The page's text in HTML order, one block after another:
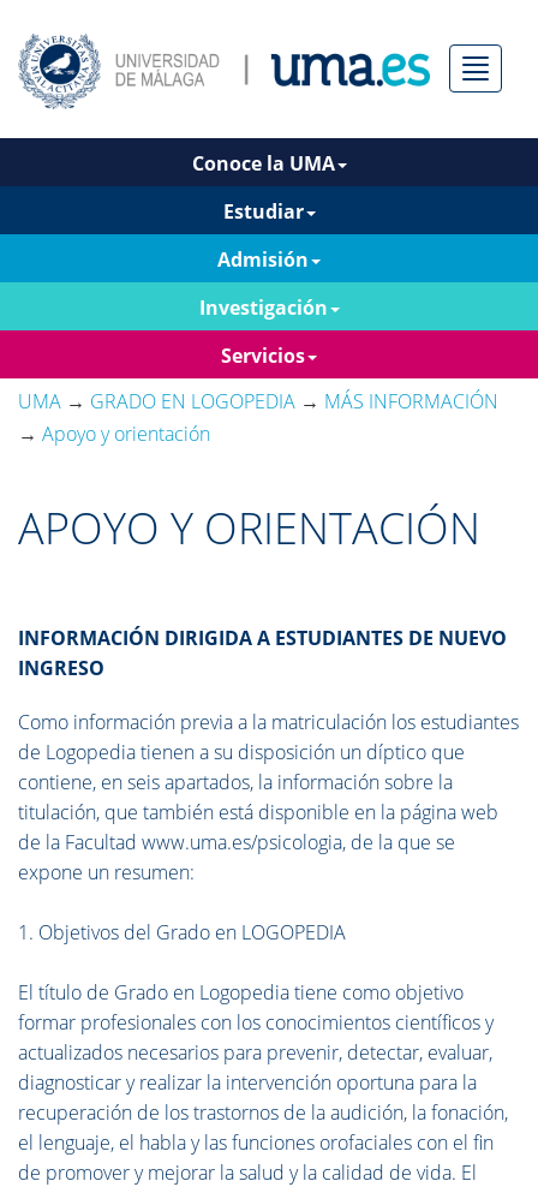
Menú
Conoce la UMA
Estudiar
Admisión
Investigación
Servicios
UMA → GRADO EN LOGOPEDIA → MÁS INFORMACIÓN
→ Apoyo y orientación
APOYO Y ORIENTACIÓN
INFORMACIÓN DIRIGIDA A ESTUDIANTES DE NUEVO
INGRESO
Como información previa a la matriculación los estudiantes
de Logopedia tienen a su disposición un díptico que
contiene, en seis apartados, la información sobre la
titulación, que también está disponible en la página web
de la Facultad www.uma.es/psicologia, de la que se
expone un resumen:
1. Objetivos del Grado en LOGOPEDIA
El título de Grado en Logopedia tiene como objetivo
formar profesionales con los conocimientos científicos y
actualizados necesarios para prevenir, detectar, evaluar,
diagnosticar y realizar la intervención oportuna para la
recuperación de los trastornos de la audición, la fonación,
el lenguaje, el habla y las funciones orofaciales con el fin
de promover y mejorar la salud y la calidad de vida. El